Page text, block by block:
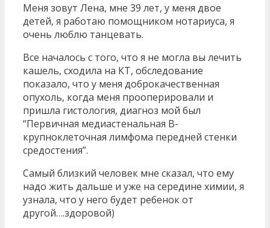
Меня зовут Лена, мне 39 лет, у меня двое
детей, я работаю помощником нотариуса, я
очень люблю танцевать.
Все началось с того, что я не могла вы лечить
кашель, сходила на КТ, обследование
показало, что у меня доброкачественная
опухоль, когда меня прооперировали и
пришла гистология, диагноз мой был
“Первичная медиастенальная В-
крупноклеточная лимфома передней стенки
средостения”.
Самый близкий человек мне сказал, что ему
надо жить дальше и уже на середине химии, я
узнала, что у него будет ребенок от
другой….здоровой)